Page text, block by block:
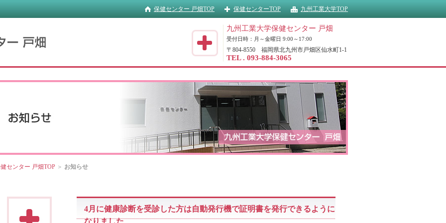
九州工業大学TOP
保健センターTOP
保健センター 戸畑TOP
九州工業大学保健センター 戸畑
受付日時：月～金曜日 9:00～17:00
〒804-8550 福岡県北九州市戸畑区仙水町1-1
TEL . 093-884-3065
センター 戸畑TOP ＞ お知らせ
4月に健康診断を受診した方は自動発行機で証明書を発行できるように
なりました